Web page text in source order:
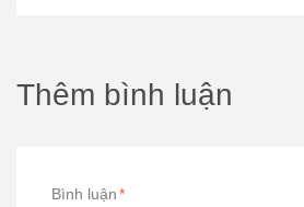
Thêm bình luận
Bình luận*